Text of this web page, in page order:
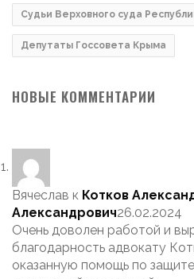
Судьи Верховного суда
Депутаты Госсовета Крыма
НОВЫЕ КОММЕНТАРИИ
Вячеслав к Котков
Александрович26.02.2024
Очень доволен работой и
благодарность адвокату
оказанную помощь по